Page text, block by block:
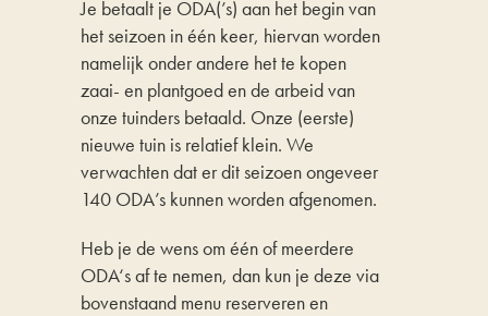
Je betaalt je ODA(’s) aan het begin van
het seizoen in één keer, hiervan worden
namelijk onder andere het te kopen
zaai- en plantgoed en de arbeid van
onze tuinders betaald. Onze (eerste)
nieuwe tuin is relatief klein. We
verwachten dat er dit seizoen ongeveer
140 ODA’s kunnen worden afgenomen.
Heb je de wens om één of meerdere
ODA‘s af te nemen, dan kun je deze via
bovenstaand menu reserveren en